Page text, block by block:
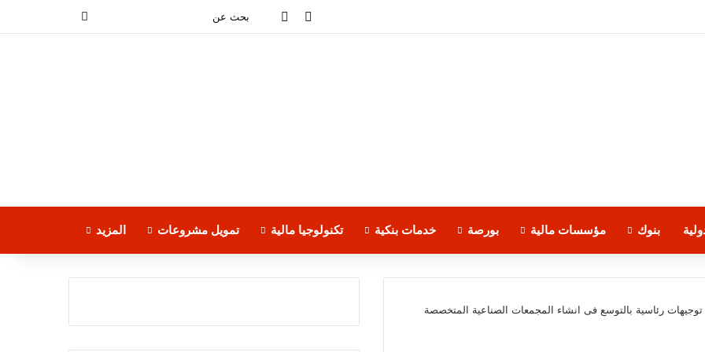
فيسبوك‫YouTube
بنوك مؤسسات مالية بورصة خدمات بنكية تكنولوجيا مالية تمويل مشروعات المزيد
رئاسية بالتوسع فى انشاء المجمعات الصناعية المتخصصة